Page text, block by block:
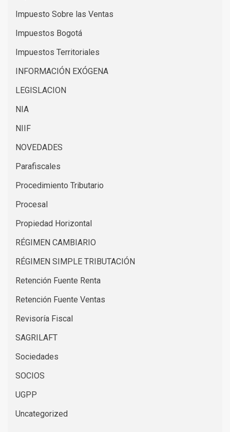
Impuesto Sobre las Ventas
Impuestos Bogotá
Impuestos Territoriales
INFORMACIÓN EXÓGENA
LEGISLACION
NIA
NIIF
NOVEDADES
Parafiscales
Procedimiento Tributario
Procesal
Propiedad Horizontal
RÉGIMEN CAMBIARIO
RÉGIMEN SIMPLE TRIBUTACIÓN
Retención Fuente Renta
Retención Fuente Ventas
Revisoría Fiscal
SAGRILAFT
Sociedades
SOCIOS
UGPP
Uncategorized